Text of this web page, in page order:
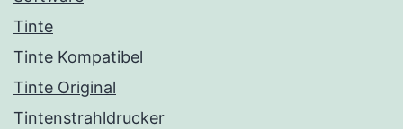
Tinte
Tinte Kompatibel
Tinte Original
Tintenstrahldrucker